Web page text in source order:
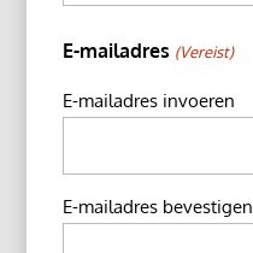
E-mailadres (Vereist)
E-mailadres invoeren
E-mailadres bevestigen